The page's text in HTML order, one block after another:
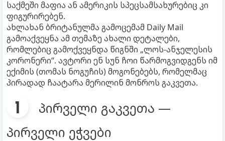
საქმეში მაფია ან ამერიკის სპეცსამსახურებიც კი
ფიგურირებენ.
ახლახან ბრიტანულმა გამოცემამ Daily Mail
გამოაქვეყნა ამ თემაზე ახალი დეტალები,
რომლებიც გამოქვეყნდა წიგნში „ლოს-ანჯელესის
კორონერი“. ავტორი ენ სუნ ჩოი წარმოგვიდგენს იმ
ექიმის (თომას ნოგუჩის) მოგონებებს, რომელმაც
პირადად ჩაატარა მერილინ მონროს გაკვეთა.
პირველი გაკვეთა —
პირველი ეჭვები